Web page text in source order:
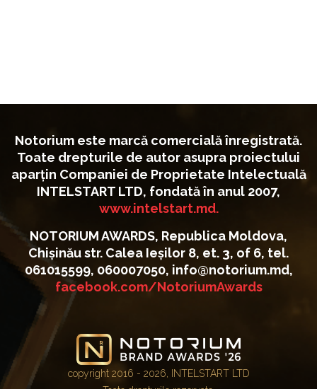
Notorium este marcă comercială înregistrată.
Toate drepturile de autor asupra proiectului
aparțin Companiei de Proprietate Intelectuală
INTELSTART LTD, fondată în anul 2007,
www.intelstart.md.
NOTORIUM AWARDS, Republica Moldova,
Chișinău str. Calea Ieșilor 8, et. 3, of 6, tel.
061015599, 060007050, info@notorium.md,
facebook.com/NotoriumAwards
copyright 2016 - 2026, INTELSTART LTD